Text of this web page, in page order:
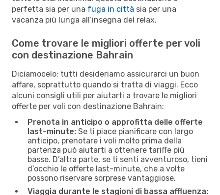
perfetta sia per una fuga in città sia per una
vacanza più lunga all’insegna del relax.
Come trovare le migliori offerte per voli
con destinazione Bahrain
Diciamocelo: tutti desideriamo assicurarci un buon
affare, soprattutto quando si tratta di viaggi. Ecco
alcuni consigli utili per aiutarti a trovare le migliori
offerte per voli con destinazione Bahrain:
Prenota in anticipo o approfitta delle offerte
last-minute: Se ti piace pianificare con largo
anticipo, prenotare i voli molto prima della
partenza può aiutarti a ottenere tariffe più
basse. D’altra parte, se ti senti avventuroso, tieni
d’occhio le offerte last-minute, che a volte
possono riservare sorprese vantaggiose.
Viaggia durante le stagioni di bassa affluenza: